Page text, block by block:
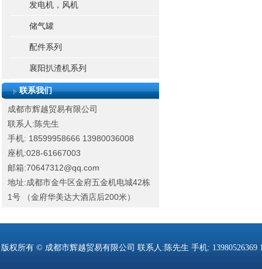
发电机，风机
储气罐
配件系列
襄阳扒渣机系列
联系我们
成都市辉越贸易有限公司
联系人:陈先生
手机: 18599958666 13980036008
座机:028-61667003
邮箱:70647312@qq.com
地址:成都市金牛区金府五金机电城42栋
1号 （金府华美达大酒店后200米）
版权所有 © 成都市辉越贸易有限公司 联系人:陈先生 手机: 13980526369